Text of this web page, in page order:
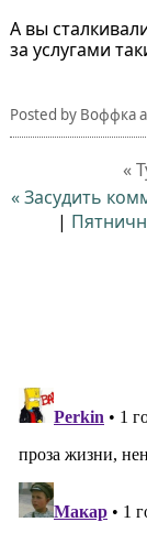
А вы
за услугами
Posted by Воффка
«
« Засудить
|